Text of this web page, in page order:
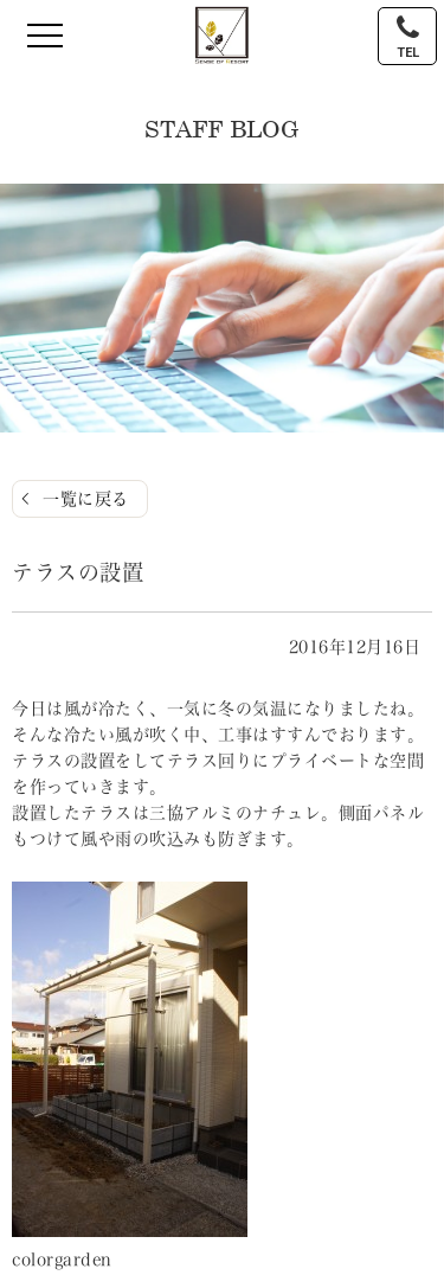
TEL
STAFF BLOG
一覧に戻る
テラスの設置
2016年12月16日
今日は風が冷たく、一気に冬の気温になりましたね。
そんな冷たい風が吹く中、工事はすすんでおります。
テラスの設置をしてテラス回りにプライベートな空間
を作っていきます。
設置したテラスは三協アルミのナチュレ。側面パネル
もつけて風や雨の吹込みも防ぎます。
colorgarden